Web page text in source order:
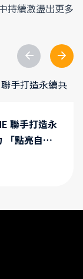
持續激盪出更多
聯手打造永
「點亮自立
，零售品牌
經理蔡佩璇
顧客數據
要性。